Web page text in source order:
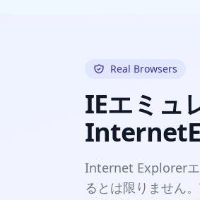
Real Browsers
IEエミュ
Internet Explorerエ
るとは限りません